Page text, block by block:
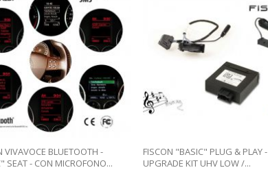
VIVAVOCE BLUETOOTH -
SEAT - CON MICROFONO...
FISCON "BASIC" PLUG & PLAY -
UPGRADE KIT UHV LOW /...